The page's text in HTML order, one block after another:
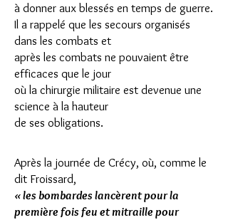
à donner aux blessés en temps de guerre.
Il a rappelé que les secours organisés
dans les combats et
après les combats ne pouvaient être
efficaces que le jour
où la chirurgie militaire est devenue une
science à la hauteur
de ses obligations.
Après la journée de Crécy, où, comme le
dit Froissard,
« les bombardes lancèrent pour la
première fois feu et mitraille pour